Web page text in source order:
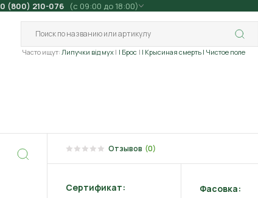
0 (800) 210-076 (с 09:00 до 18:00)
Часто ищут: Липучки від мух | Брос | Крысиная смерть | Чистое поле
Отзывов (0)
Сертификат: Фасовка: